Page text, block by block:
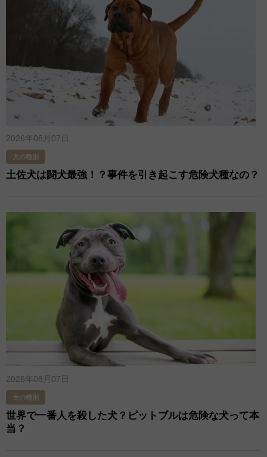
2026年08月07日
犬の種別
土佐犬は闘犬最強！？事件を引き起こす危険犬種なの？
2026年08月07日
犬の種別
世界で一番人を殺した犬？ピットブルは危険な犬って本
当？